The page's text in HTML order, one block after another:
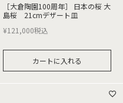
［大倉陶園100周年］ 日本の桜 大
島桜 21cmデザート皿
¥121,000税込
カートに入れる